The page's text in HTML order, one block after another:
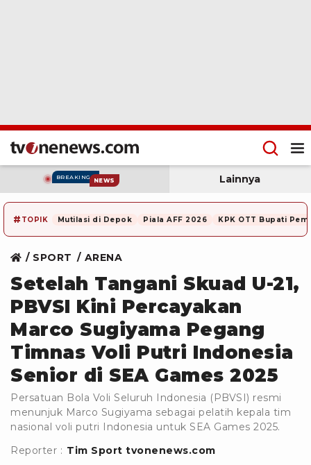
BREAKING NEWS Lainnya
# TOPIK Mutilasi di Depok Piala AFF 2026 KPK OTT Bupati
SPORT ARENA
Setelah Tangani Skuad U-21,
PBVSI Kini Percayakan
Marco Sugiyama Pegang
Timnas Voli Putri Indonesia
Senior di SEA Games 2025
Persatuan Bola Voli Seluruh Indonesia (PBVSI) resmi
menunjuk Marco Sugiyama sebagai pelatih kepala tim
nasional voli putri Indonesia untuk SEA Games 2025.
Reporter : Tim Sport tvonenews.com